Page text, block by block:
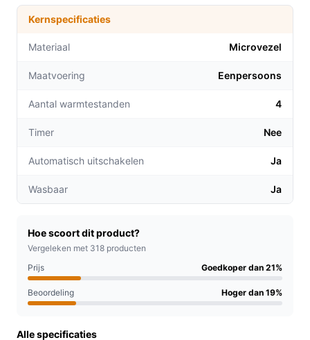
temperatuurinstellingen, waardoor je eenvoudig de
perfecte warmte kunt instellen voor iedere
gelegenheid.
biedt, heb je nooit meer last van koude voeten
voor eenvoudige reiniging en langdurig gebruik
onderhoud.
Voor welke doelgroep?
snel koud heeft, zoals ouderen, mensen met een
slechte doorbloeding of gewoon voor een gezellige
avond op de bank. Of je nu een student bent die
studeert in een koud appartement of een ouder die
graag warm blijft tijdens de nacht, deze deken is een
Kernspecificaties
Materiaal Microvezel
Maatvoering Eenpersoons
Aantal warmtestanden 4
Timer Nee
Automatisch uitschakelen Ja
Wasbaar Ja
Hoe scoort dit product?
Vergeleken met 318 producten
Prijs
Goedkoper dan 21%
Beoordeling Hoger dan 19%
Alle specificaties